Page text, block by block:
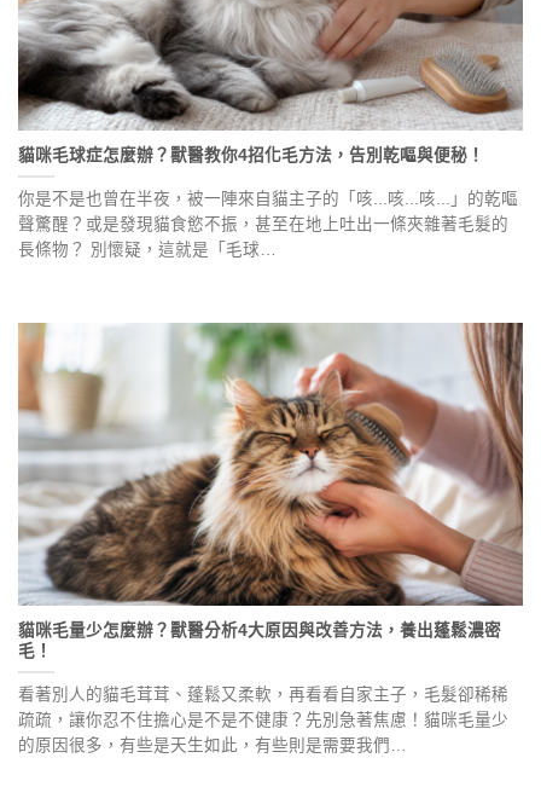
貓咪毛球症怎麼辦？獸醫教你4招化毛方法，告別乾嘔與便秘！
你是不是也曾在半夜，被一陣來自貓主子的「咳...咳...咳...」的乾嘔
聲驚醒？或是發現貓食慾不振，甚至在地上吐出一條夾雜著毛髮的
長條物？ 別懷疑，這就是「毛球…
貓咪毛量少怎麼辦？獸醫分析4大原因與改善方法，養出蓬鬆濃密
毛！
看著別人的貓毛茸茸、蓬鬆又柔軟，再看看自家主子，毛髮卻稀稀
疏疏，讓你忍不住擔心是不是不健康？先別急著焦慮！貓咪毛量少
的原因很多，有些是天生如此，有些則是需要我們…